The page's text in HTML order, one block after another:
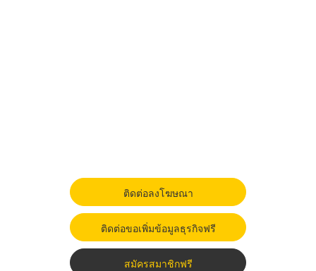
ติดต่อลงโฆษณา
ติดต่อขอเพิ่มข้อมูลธุรกิจฟรี
สมัครสมาชิกฟรี